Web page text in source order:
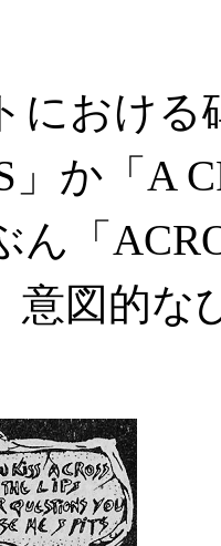
おける
」か「A
ん「
意図的な